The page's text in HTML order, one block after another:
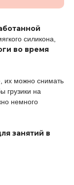
силикона,
во время
, их можно снимать
грузики на
немного
занятий в